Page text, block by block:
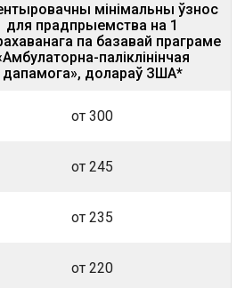
мінімальны ўзнос
для прадпрыемства на 1
па базавай праграме
паліклінінчая
дапамога», долараў ЗША*
от 300
от 245
от 235
от 220